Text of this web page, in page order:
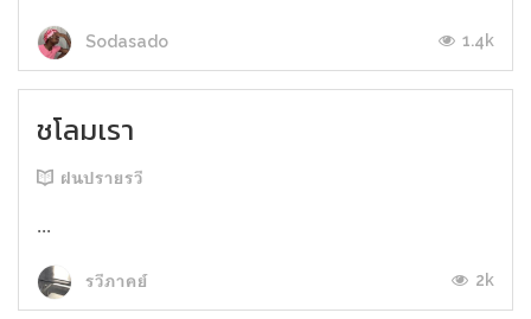
Sodasado 1.4k
ชโลมเรา
ฝนปรายรวี
...
รวีภาคย์ 2k